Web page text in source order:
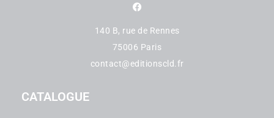
140 B, rue de Rennes
75006 Paris
contact@editionscld.fr
CATALOGUE